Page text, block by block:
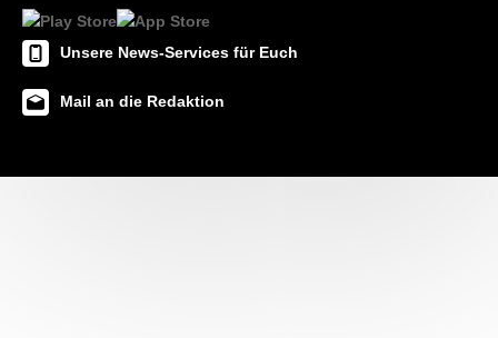
Unsere News-Services für Euch
Mail an die Redaktion